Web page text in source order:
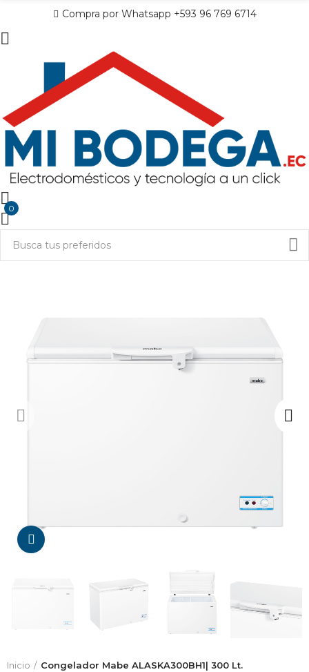
Compra por Whatsapp +593 96 769 6714
0
Inicio Congelador Mabe ALASKA300BH1| 300 Lt.